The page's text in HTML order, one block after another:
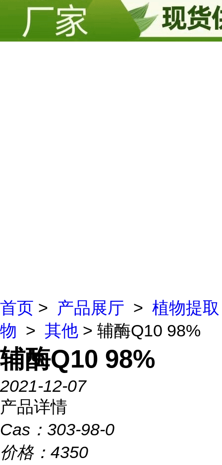
首页 > 产品展厅 > 植物提取
物 > 其他 > 辅酶Q10 98%
辅酶Q10 98%
2021-12-07
产品详情
Cas： 303-98-0
价格： 4350